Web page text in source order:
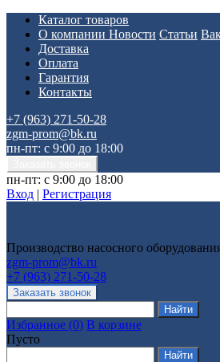
Каталог товаров
О компании Новости Статьи
Доставка
Оплата
Гарантия
Контакты
+7 (963) 271-50-28
zgm-prom@bk.ru
пн-пт: с 9:00 до 18:00
пн-пт: с 9:00 до 18:00
Вход | Регистрация
Производство насосного
zgm-prom@bk.ru
+7 (963) 271-50-28
Избранное (0) В корзине
Пусто